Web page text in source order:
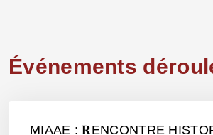
Événements
MIAAE : 𝐑ENCONTRE